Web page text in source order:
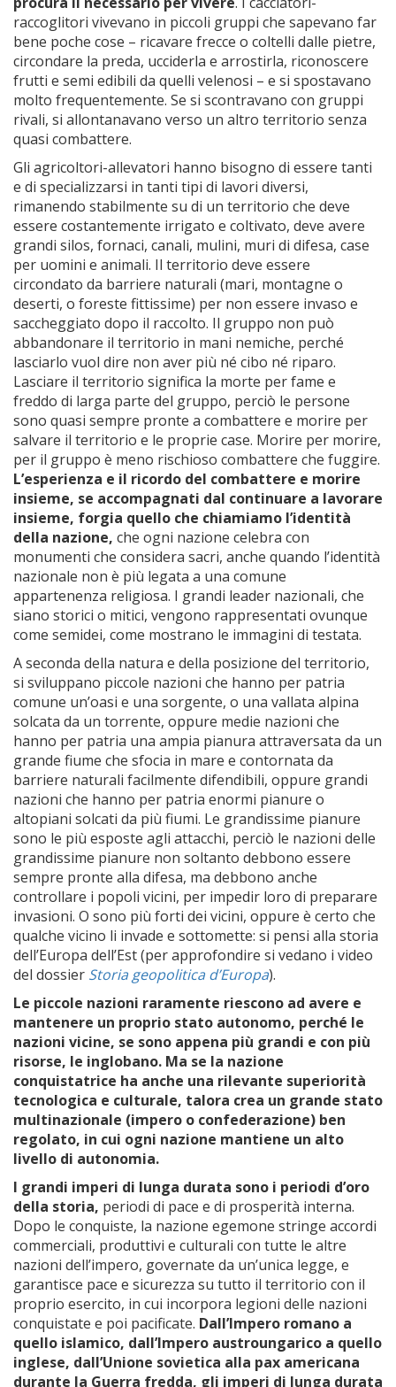
raccoglitori vivevano in piccoli gruppi che sapevano far
bene poche cose – ricavare frecce o coltelli dalle pietre,
circondare la preda, ucciderla e arrostirla, riconoscere
frutti e semi edibili da quelli velenosi – e si spostavano
molto frequentemente. Se si scontravano con gruppi
rivali, si allontanavano verso un altro territorio senza
quasi combattere.
Gli agricoltori-allevatori hanno bisogno di essere tanti
e di specializzarsi in tanti tipi di lavori diversi,
rimanendo stabilmente su di un territorio che deve
essere costantemente irrigato e coltivato, deve avere
grandi silos, fornaci, canali, mulini, muri di difesa, case
per uomini e animali. Il territorio deve essere
circondato da barriere naturali (mari, montagne o
deserti, o foreste fittissime) per non essere invaso e
saccheggiato dopo il raccolto. Il gruppo non può
abbandonare il territorio in mani nemiche, perché
lasciarlo vuol dire non aver più né cibo né riparo.
Lasciare il territorio significa la morte per fame e
freddo di larga parte del gruppo, perciò le persone
sono quasi sempre pronte a combattere e morire per
salvare il territorio e le proprie case. Morire per morire,
per il gruppo è meno rischioso combattere che fuggire.
L’esperienza e il ricordo del combattere e morire
insieme, se accompagnati dal continuare a lavorare
insieme, forgia quello che chiamiamo l’identità
della nazione, che ogni nazione celebra con
monumenti che considera sacri, anche quando l’identità
nazionale non è più legata a una comune
appartenenza religiosa. I grandi leader nazionali, che
siano storici o mitici, vengono rappresentati ovunque
come semidei, come mostrano le immagini di testata.
A seconda della natura e della posizione del territorio,
si sviluppano piccole nazioni che hanno per patria
comune un’oasi e una sorgente, o una vallata alpina
solcata da un torrente, oppure medie nazioni che
hanno per patria una ampia pianura attraversata da un
grande fiume che sfocia in mare e contornata da
barriere naturali facilmente difendibili, oppure grandi
nazioni che hanno per patria enormi pianure o
altopiani solcati da più fiumi. Le grandissime pianure
sono le più esposte agli attacchi, perciò le nazioni delle
grandissime pianure non soltanto debbono essere
sempre pronte alla difesa, ma debbono anche
controllare i popoli vicini, per impedir loro di preparare
invasioni. O sono più forti dei vicini, oppure è certo che
qualche vicino li invade e sottomette: si pensi alla storia
dell’Europa dell’Est (per approfondire si vedano i video
del dossier Storia geopolitica d’Europa).
Le piccole nazioni raramente riescono ad avere e
mantenere un proprio stato autonomo, perché le
nazioni vicine, se sono appena più grandi e con più
risorse, le inglobano. Ma se la nazione
conquistatrice ha anche una rilevante superiorità
tecnologica e culturale, talora crea un grande stato
multinazionale (impero o confederazione) ben
regolato, in cui ogni nazione mantiene un alto
livello di autonomia.
I grandi imperi di lunga durata sono i periodi d’oro
della storia, periodi di pace e di prosperità interna.
Dopo le conquiste, la nazione egemone stringe accordi
commerciali, produttivi e culturali con tutte le altre
nazioni dell’impero, governate da un’unica legge, e
garantisce pace e sicurezza su tutto il territorio con il
proprio esercito, in cui incorpora legioni delle nazioni
conquistate e poi pacificate. Dall’Impero romano a
quello islamico, dall’Impero austroungarico a quello
inglese, dall’Unione sovietica alla pax americana
durante la Guerra fredda, gli imperi di lunga durata